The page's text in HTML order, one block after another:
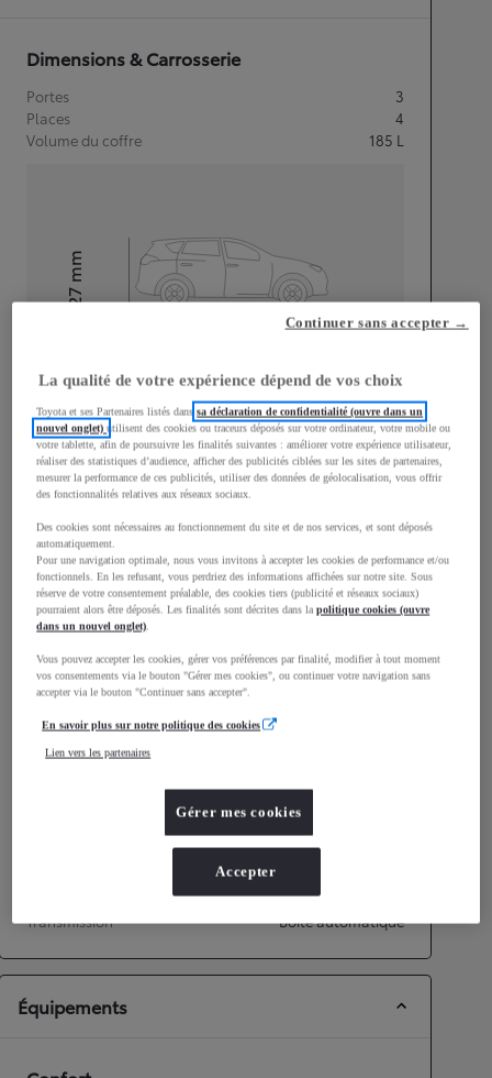
Dimensions & Carrosserie
Portes
3
Places
4
Volume du coffre
185 L
Hauteur
1 527
mm
1 687 mm
Consommation mixte
Émissions CO2 0g/km
Performances
Accélération 0-100km/h
Roues motrices avant
Transmission
Boîte automatique
Équipements
La qualité de votre expérience dépend de vos choix
Toyota et ses Partenaires listés danssa déclaration de confidentialité (ouvre dans un
nouvel onglet)utilisent des cookies ou traceurs déposés sur votre ordinateur, votre mobile ou
votre tablette, afin de poursuivre les finalités suivantes : améliorer votre expérience utilisateur,
réaliser des statistiques d’audience, afficher des publicités ciblées sur les sites de partenaires,
mesurer la performance de ces publicités, utiliser des données de géolocalisation, vous offrir
des fonctionnalités relatives aux réseaux sociaux.
Des cookies sont nécessaires au fonctionnement du site et de nos services, et sont déposés
automatiquement.
Pour une navigation optimale, nous vous invitons à accepter les cookies de performance et/ou
fonctionnels. En les refusant, vous perdriez des informations affichées sur notre site. Sous
réserve de votre consentement préalable, des cookies tiers (publicité et réseaux sociaux)
pourraient alors être déposés. Les finalités sont décrites dans lapolitique cookies (ouvre
dans un nouvel onglet).
Vous pouvez accepter les cookies, gérer vos préférences par finalité, modifier à tout moment
vos consentements via le bouton "Gérer mes cookies", ou continuer votre navigation sans
accepter via le bouton "Continuer sans accepter".
En savoir plus sur notre politique des cookies
Lien vers les partenaires
Gérer mes cookies
Continuer sans accepter →
Accepter